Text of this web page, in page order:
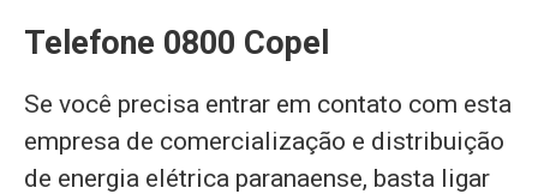
Telefone 0800 Copel
Se você precisa entrar em contato com esta
empresa de comercialização e distribuição
de energia elétrica paranaense, basta ligar